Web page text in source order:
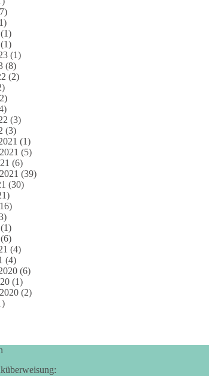
(1)
(1)
(1)
(8)
(2)
(3)
(3)
(1)
(5)
(6)
(39)
(30)
(1)
(6)
(4)
(4)
(6)
(1)
(2)